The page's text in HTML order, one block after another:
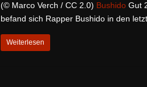
(© Marco Verch / CC 2.0) Bushido Gut
befand sich Rapper Bushido in den
Weiterlesen